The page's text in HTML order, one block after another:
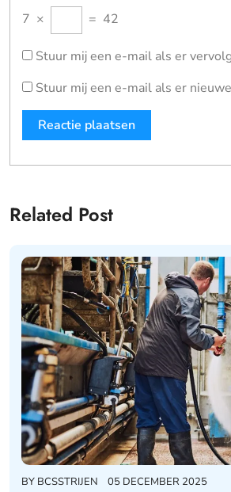
7 × = 42
Stuur mij een e-mail als er
Stuur mij een e-mail als er
Related Post
BY BCSSTRIJEN 05 DECEMBER 2025